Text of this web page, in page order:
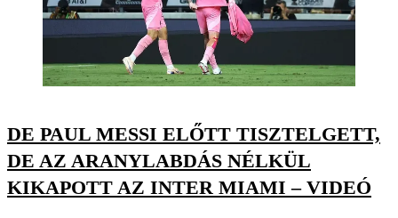
DE PAUL MESSI ELŐTT TISZTELGETT,
DE AZ ARANYLABDÁS NÉLKÜL
KIKAPOTT AZ INTER MIAMI – VIDEÓ